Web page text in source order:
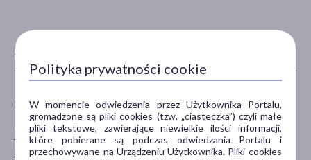
CECHY PRODUKTU
PŁEĆ
Mężczyzna
Kobieta
WIEK
dla dorosłych
dla seniorów
Polityka prywatności cookie
W momencie odwiedzenia przez Użytkownika Portalu,
gromadzone są pliki cookies (tzw. „ciasteczka”) czyli małe
pliki tekstowe, zawierające niewielkie ilości informacji,
które pobierane są podczas odwiedzania Portalu i
przechowywane na Urządzeniu Użytkownika. Pliki cookies